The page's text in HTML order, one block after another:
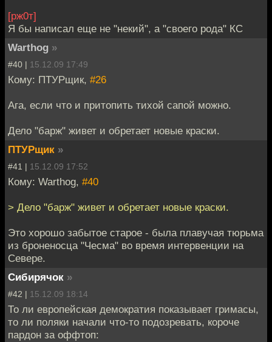
[рж0т]
Я бы написал еще не "некий", а "своего рода" КС
Warthog »
#40 | 15.12.09 17:49
Кому: ПТУРщик, #26
Ага, если что и притопить тихой сапой можно.
Дело "барж" живет и обретает новые краски.
ПТУРщик »
#41 | 15.12.09 17:52
Кому: Warthog, #40
> Дело "барж" живет и обретает новые краски.
Это хорошо забытое старое - была плавучая тюрьма
из броненосца "Чесма" во время интервенции на
Севере.
Сибирячок »
#42 | 15.12.09 18:14
То ли европейская демократия показывает гримасы,
то ли поляки начали что-то подозревать, короче
пардон за оффтоп: